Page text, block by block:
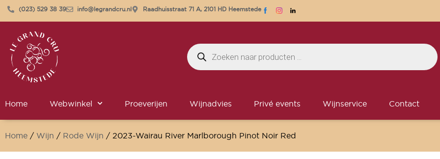
(023) 529 38 39 info@legrandcru.nl Raadhuisstraat 71 A, 2101 HD Heemstede
Home Webwinkel Proeverijen Wijnadvies Privé events Wijnservice Contact
Home / Wijn / Rode Wijn / 2023-Wairau River Marlborough Pinot Noir Red